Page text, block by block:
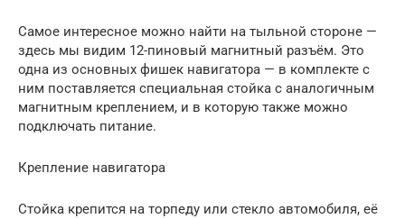
Самое интересное можно найти на тыльной стороне —
здесь мы видим 12-пиновый магнитный разъём. Это
одна из основных фишек навигатора — в комплекте с
ним поставляется специальная стойка с аналогичным
магнитным креплением, и в которую также можно
подключать питание.
Крепление навигатора
Стойка крепится на торпеду или стекло автомобиля, её